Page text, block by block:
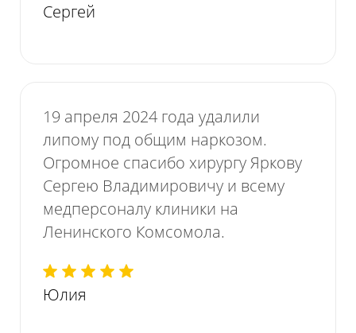
Сергей
19 апреля 2024 года удалили
липому под общим наркозом.
Огромное спасибо хирургу Яркову
Сергею Владимировичу и всему
медперсоналу клиники на
Ленинского Комсомола.
Юлия